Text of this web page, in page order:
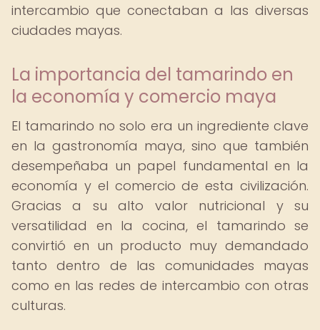
intercambio que conectaban a las diversas
ciudades mayas.
La importancia del tamarindo en
la economía y comercio maya
El tamarindo no solo era un ingrediente clave
en la gastronomía maya, sino que también
desempeñaba un papel fundamental en la
economía y el comercio de esta civilización.
Gracias a su alto valor nutricional y su
versatilidad en la cocina, el tamarindo se
convirtió en un producto muy demandado
tanto dentro de las comunidades mayas
como en las redes de intercambio con otras
culturas.